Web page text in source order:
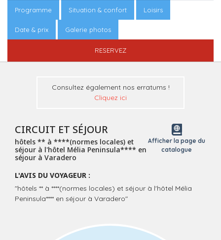
Programme Situation & confort Loisirs
Date & prix Galerie photos
RESERVEZ
Consultez également nos erratums !
Cliquez ici
Afficher la page du
catalogue
CIRCUIT ET SÉJOUR
hôtels ** à ****(normes locales) et
séjour à l'hôtel Mélia Peninsula**** en
séjour à Varadero
L'AVIS DU VOYAGEUR :
"hôtels ** à ****(normes locales) et séjour à l'hôtel Mélia
Peninsula**** en séjour à Varadero"